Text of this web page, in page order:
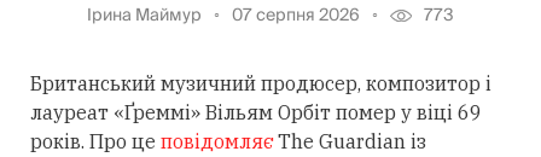
Ірина Маймур 07 серпня 2026 773
Британський музичний продюсер, композитор і
лауреат «Ґреммі» Вільям Орбіт помер у віці 69
років. Про це повідомляєThe Guardian із